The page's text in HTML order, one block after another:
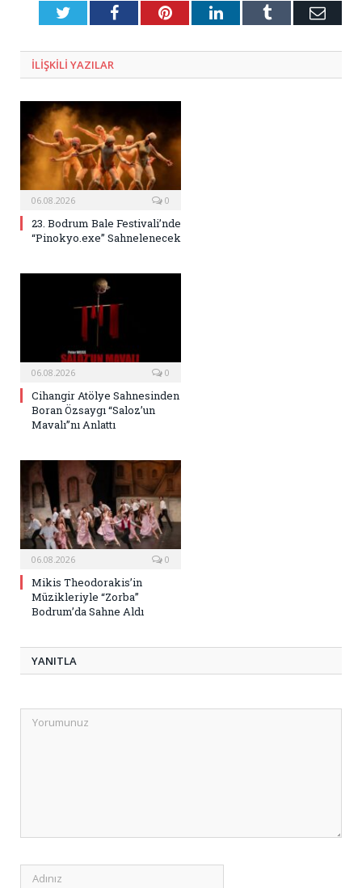
TwitterFacebookPinterestLinkedInTumblr E-
ILIŞKILI YAZILAR
06.08.2026 0
23. Bodrum Bale Festivali’nde
“Pinokyo.exe” Sahnelenecek
06.08.2026 0
Cihangir Atölye Sahnesinden
Boran Özsaygı “Saloz’un
Mavalı”nı Anlattı
06.08.2026 0
Mikis Theodorakis’in
Müzikleriyle “Zorba”
Bodrum’da Sahne Aldı
YANITLA